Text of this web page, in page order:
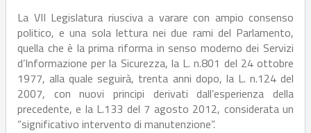
La VII Legislatura riusciva a varare con ampio consenso
politico, e una sola lettura nei due rami del Parlamento,
quella che è la prima riforma in senso moderno dei Servizi
d’Informazione per la Sicurezza, la L. n.801 del 24 ottobre
1977, alla quale seguirà, trenta anni dopo, la L. n.124 del
2007, con nuovi principi derivati dall’esperienza della
precedente, e la L.133 del 7 agosto 2012, considerata un
“significativo intervento di manutenzione”.